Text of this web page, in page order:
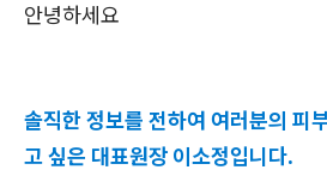
안녕하세요
솔직한 정보를 전하여 여러분의 피
고 싶은 대표원장 이소정입니다.